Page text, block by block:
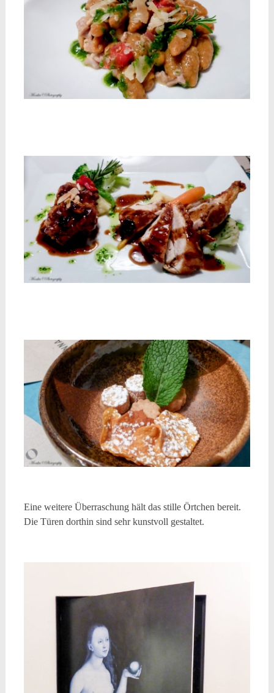
Eine weitere Überraschung hält das stille Örtchen bereit.
Die Türen dorthin sind sehr kunstvoll gestaltet.